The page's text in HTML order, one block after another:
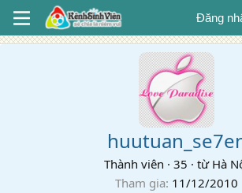
Đăng
Thành viên · 35 · từ Hà
Tham gia 11/12/2010